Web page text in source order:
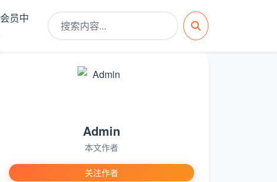
会员中
Admin
本文作者
关注作者